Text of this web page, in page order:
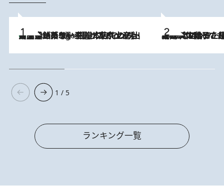
6 Hours Ago
【間違いのない王道・東京土産】資生堂パーラー 銀座本店でのみ出会える銘菓5選《極上プディング・濃厚チーズケーキ・ボンボンショコラほか》 2026.8.5
【阿川佐和子さんの年とる力】なぜ70代で始めた趣味は“こんなに楽しい”のか？ ピアノ、俳句…スランプに陥っても続けられる“ある秘訣”とは
1 / 5
ランキング一覧